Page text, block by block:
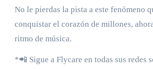
No le pierdas la pista a este fenómeno
conquistar el corazón de millones,
ritmo de música.
*📲 Sigue a Flycare en todas sus redes